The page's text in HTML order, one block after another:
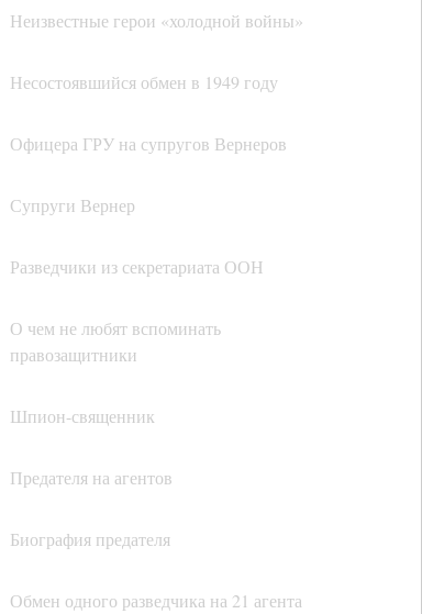
Неизвестные герои «холодной войны»
Несостоявшийся обмен в 1949 году
Офицера ГРУ на супругов Вернеров
Супруги Вернер
Разведчики из секретариата ООН
О чем не любят вспоминать
правозащитники
Шпион-священник
Предателя на агентов
Биография предателя
Обмен одного разведчика на 21 агента